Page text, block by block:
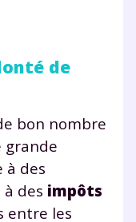
de
bon nombre
grande
à des
des impôts
entre les